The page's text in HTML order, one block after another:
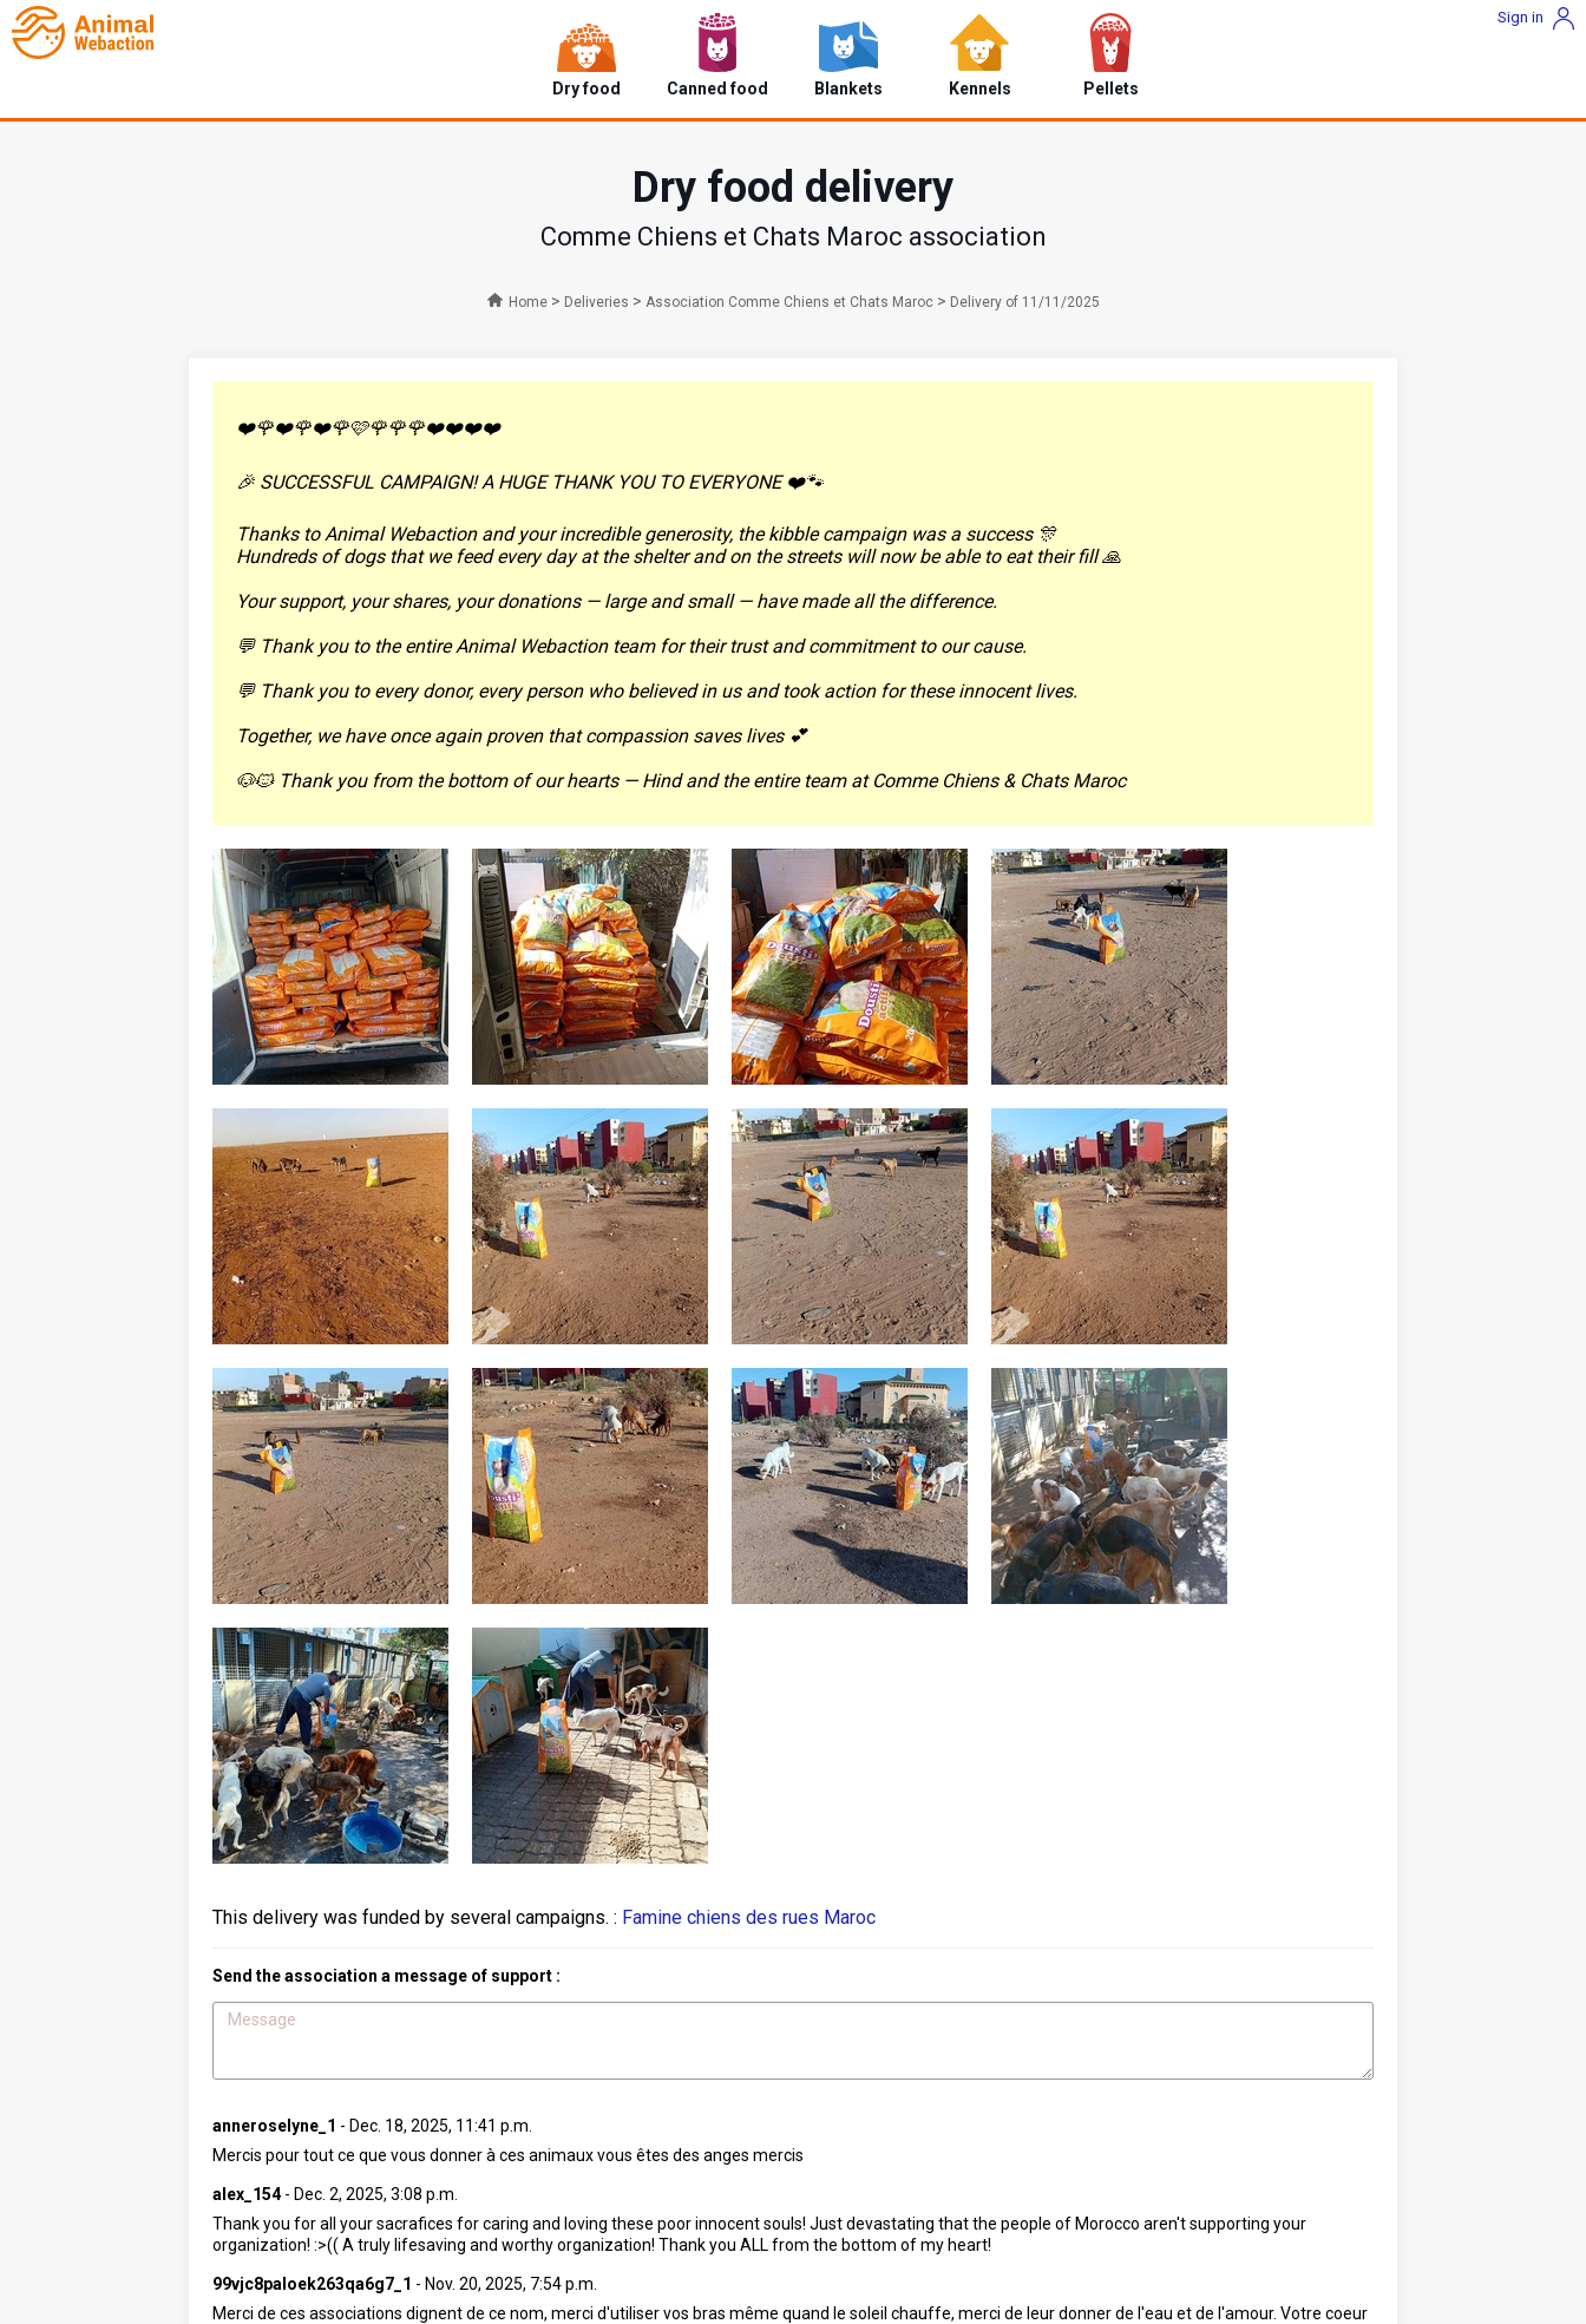
Sign in
Dry food Canned food Blankets Kennels Pellets
Dry food delivery
Comme Chiens et Chats Maroc association
Home > Deliveries > Association Comme Chiens et Chats Maroc > Delivery of 11/11/2025
❤️🌹❤️🌹❤️🌹🩷🌹🌹🌹❤️❤️❤️❤️
🎉 SUCCESSFUL CAMPAIGN! A HUGE THANK YOU TO EVERYONE ❤️🐾
Thanks to Animal Webaction and your incredible generosity, the kibble campaign was a success 🎊
Hundreds of dogs that we feed every day at the shelter and on the streets will now be able to eat their fill 🙏
Your support, your shares, your donations — large and small — have made all the difference.
💬 Thank you to the entire Animal Webaction team for their trust and commitment to our cause.
💬 Thank you to every donor, every person who believed in us and took action for these innocent lives.
Together, we have once again proven that compassion saves lives 💕
🐶🐱 Thank you from the bottom of our hearts — Hind and the entire team at Comme Chiens & Chats Maroc
This delivery was funded by several campaigns. : Famine chiens des rues Maroc
Send the association a message of support :
anneroselyne_1 - Dec. 18, 2025, 11:41 p.m.
Mercis pour tout ce que vous donner à ces animaux vous êtes des anges mercis
alex_154- Dec. 2, 2025, 3:08 p.m.
Thank you for all your sacrafices for caring and loving these poor innocent souls! Just devastating that the people of Morocco aren't supporting your
organization! :>(( A truly lifesaving and worthy organization! Thank you ALL from the bottom of my heart!
99vjc8paloek263qa6g7_1 - Nov. 20, 2025, 7:54 p.m.
Merci de ces associations dignent de ce nom, merci d'utiliser vos bras même quand le soleil chauffe, merci de leur donner de l'eau et de l'amour. Votre coeur